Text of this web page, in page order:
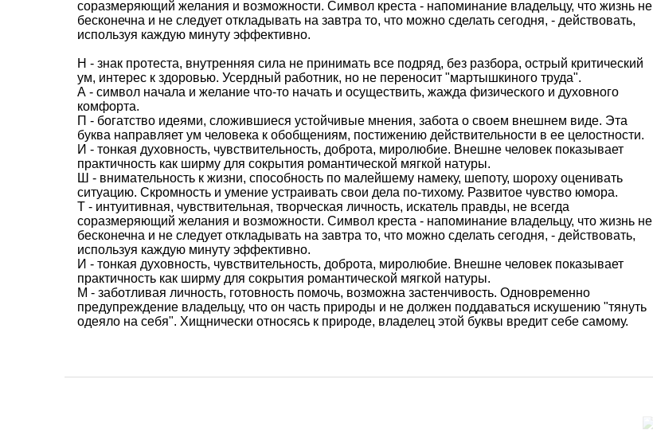
соразмеряющий желания и возможности. Символ креста - напоминание владельцу, что жизнь не
бесконечна и не следует откладывать на завтра то, что можно сделать сегодня, - действовать,
используя каждую минуту эффективно.
Н - знак протеста, внутренняя сила не принимать все подряд, без разбора, острый критический
ум, интерес к здоровью. Усердный работник, но не переносит "мартышкиного труда".
А - символ начала и желание что-то начать и осуществить, жажда физического и духовного
комфорта.
П - богатство идеями, сложившиеся устойчивые мнения, забота о своем внешнем виде. Эта
буква направляет ум человека к обобщениям, постижению действительности в ее целостности.
И - тонкая духовность, чувствительность, доброта, миролюбие. Внешне человек показывает
практичность как ширму для сокрытия романтической мягкой натуры.
Ш - внимательность к жизни, способность по малейшему намеку, шепоту, шороху оценивать
ситуацию. Скромность и умение устраивать свои дела по-тихому. Развитое чувство юмора.
Т - интуитивная, чувствительная, творческая личность, искатель правды, не всегда
соразмеряющий желания и возможности. Символ креста - напоминание владельцу, что жизнь не
бесконечна и не следует откладывать на завтра то, что можно сделать сегодня, - действовать,
используя каждую минуту эффективно.
И - тонкая духовность, чувствительность, доброта, миролюбие. Внешне человек показывает
практичность как ширму для сокрытия романтической мягкой натуры.
М - заботливая личность, готовность помочь, возможна застенчивость. Одновременно
предупреждение владельцу, что он часть природы и не должен поддаваться искушению "тянуть
одеяло на себя". Хищнически относясь к природе, владелец этой буквы вредит себе самому.